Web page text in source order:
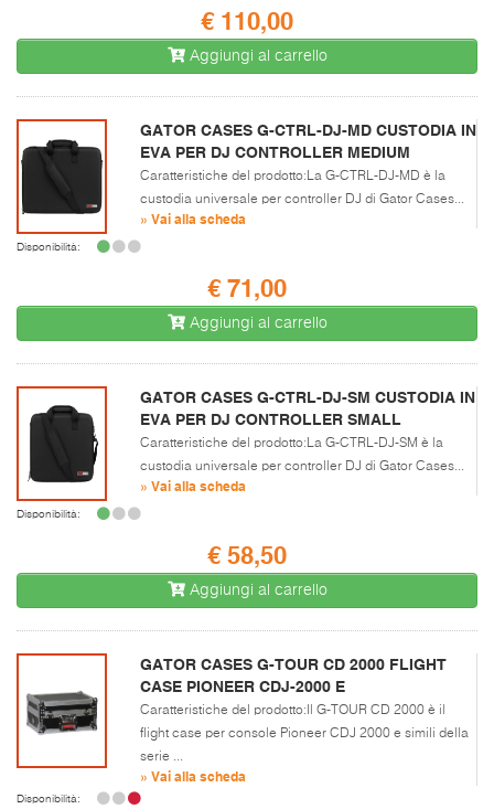
€ 110,00
Aggiungi al carrello
GATOR CASES G-CTRL-DJ-MD CUSTODIA IN
EVA PER DJ CONTROLLER MEDIUM
Caratteristiche del prodotto:La G-CTRL-DJ-MD è la
custodia universale per controller DJ di Gator Cases...
» Vai alla scheda
Disponibilità:
€ 71,00
Aggiungi al carrello
GATOR CASES G-CTRL-DJ-SM CUSTODIA IN
EVA PER DJ CONTROLLER SMALL
Caratteristiche del prodotto:La G-CTRL-DJ-SM è la
custodia universale per controller DJ di Gator Cases...
» Vai alla scheda
Disponibilità:
€ 58,50
Aggiungi al carrello
GATOR CASES G-TOUR CD 2000 FLIGHT
CASE PIONEER CDJ-2000 E
Caratteristiche del prodotto:Il G-TOUR CD 2000 è il
flight case per console Pioneer CDJ 2000 e simili della
serie ...
» Vai alla scheda
Disponibilità: